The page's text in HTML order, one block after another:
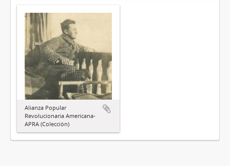
Alianza Popular
Revolucionaria Americana-
APRA (Colección)